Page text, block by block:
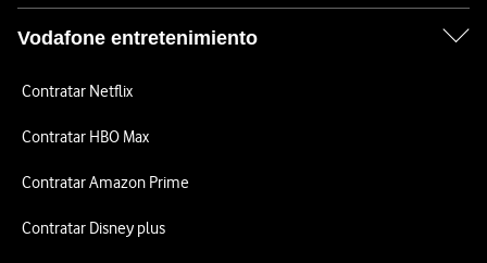
Vodafone entretenimiento
Contratar Netflix
Contratar HBO Max
Contratar Amazon Prime
Contratar Disney plus